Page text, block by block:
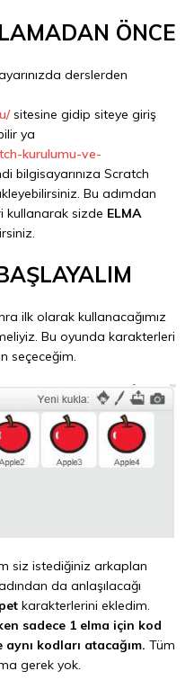
ÖNCE
derslerden
sitesine gidip siteye giriş
ya
kurulumu-ve-
bilgisayarınıza Scratch
Bu adımdan
kullanarak sizde ELMA
ilk olarak kullanacağımız
Bu oyunda karakterleri
seçeceğim.
siz istediğiniz arkaplan
da anlaşılacağı
karakterlerini ekledim.
sadece 1 elma için kod
kodları atacağım. Tüm
gerek yok.